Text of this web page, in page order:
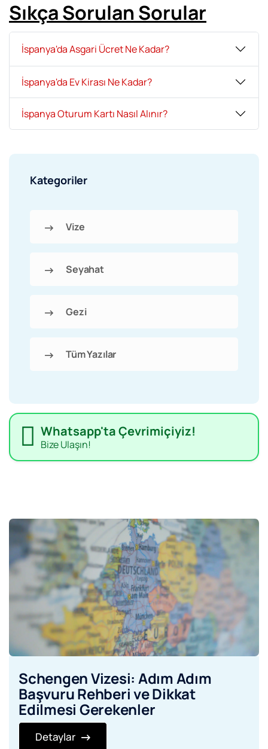
Sıkça Sorulan Sorular
İspanya'da Asgari Ücret Ne Kadar?
İspanya'da Ev Kirası Ne Kadar?
İspanya Oturum Kartı Nasıl Alınır?
Kategoriler
Vize
Seyahat
Gezi
Tüm Yazılar
Whatsapp'ta Çevrimiçiyiz!
Bize Ulaşın!
Schengen Vizesi: Adım Adım
Başvuru Rehberi ve Dikkat
Edilmesi Gerekenler
Detaylar